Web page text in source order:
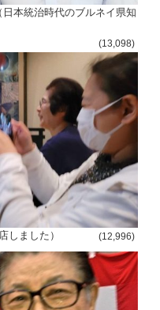
本統治時代のブルネイ県知
(13,098)
しました） (12,996)